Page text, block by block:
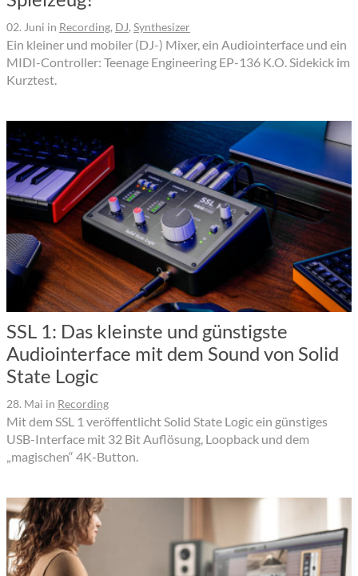
02. Juni in Recording, DJ, Synthesizer
Ein kleiner und mobiler (DJ-) Mixer, ein Audiointerface und ein
MIDI-Controller: Teenage Engineering EP-136 K.O. Sidekick im
Kurztest.
SSL 1: Das kleinste und günstigste
Audiointerface mit dem Sound von Solid
State Logic
28. Mai in Recording
Mit dem SSL 1 veröffentlicht Solid State Logic ein günstiges
USB-Interface mit 32 Bit Auflösung, Loopback und dem
„magischen“ 4K-Button.